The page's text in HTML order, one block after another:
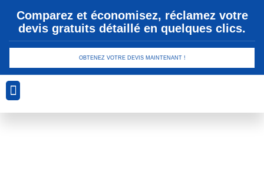
Comparez et économisez, réclamez votre
devis gratuits détaillé en quelques clics.
OBTENEZ VOTRE DEVIS MAINTENANT !